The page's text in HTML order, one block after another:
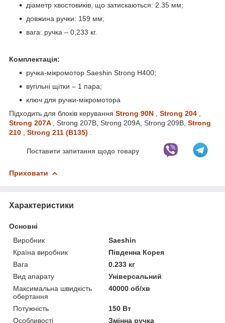
діаметр хвостовиків, що затискаються: 2.35 мм;
довжина ручки: 159 мм;
вага: ручка – 0,233 кг.
Комплектація:
ручка-мікромотор Saeshin Strong H400;
вугільні щітки – 1 пара;
ключ для ручки-мікромотора
Підходить для блоків керування Strong 90N Strong 204
Strong 207A
, Strong 207B, Strong 209A, Strong 209B, Strong
210
Strong 211 (B135)
Поставити запитання щодо товару
Приховати
Характеристики
Основні
Виробник
Saeshin
Країна виробник
Південна Корея
Вага
0.233 кг
Вид апарату
Універсальний
Максимальна швидкість
обертання
40000 об/хв
Потужність
150 Вт
Особливості
Змінна ручка